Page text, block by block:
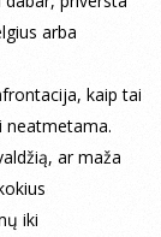
arba
kaip tai
neatmetama.
ar maža
iki